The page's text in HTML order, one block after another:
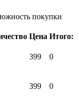
покупки
Цена Итого:
399 0
399 0